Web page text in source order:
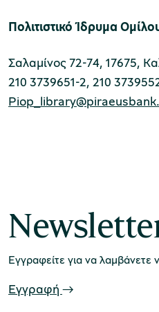
Πολιτιστικό Ίδρυμα
Σαλαμίνος 72-74, 17675,
210 3739651-2, 210
Εγγραφείτε για να λαμβάνετε
Εγγραφή